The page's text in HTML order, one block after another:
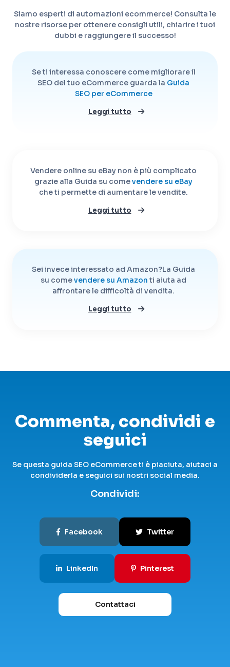
Siamo esperti di automazioni ecommerce! Consulta le
nostre risorse per ottenere consigli utili, chiarire i tuoi
dubbi e raggiungere il successo!
Se ti interessa conoscere come migliorare il
SEO del tuo eCommerce guarda la Guida
SEO per eCommerce
Leggi tutto
Vendere online su eBay non è più complicato
grazie alla Guida su comevendere su eBay
che ti permette di aumentare le vendite.
Leggi tutto
Sei invece interessato ad Amazon?La Guida
su comevendere su Amazonti aiuta ad
affrontare le difficoltà di vendita.
Leggi tutto
Commenta, condividi e
seguici
Se questa guida SEO eCommerce ti è piaciuta, aiutaci a
condividerla e seguici sui nostri social media.
Condividi:
Facebook Twitter
LinkedIn Pinterest
Contattaci